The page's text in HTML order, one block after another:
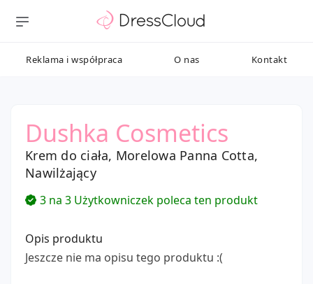
Reklama i współpraca O nas Kontakt
Dushka Cosmetics
Krem do ciała, Morelowa Panna Cotta,
Nawilżający
3 na 3 Użytkowniczek poleca ten produkt
Opis produktu
Jeszcze nie ma opisu tego produktu :(